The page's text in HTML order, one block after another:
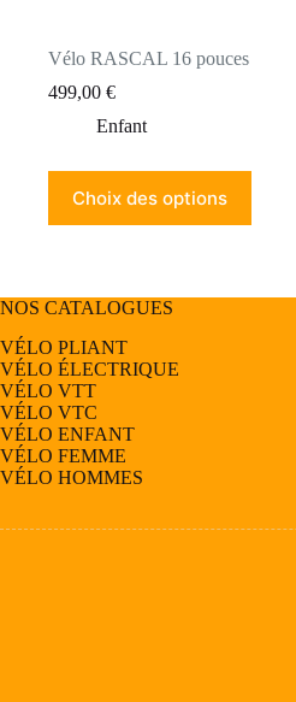
Vélo RASCAL 16 pouces
499,00 €
Enfant
Choix des options
produit
a
options
être
choisies
sur
la
page
du
produit
NOS CATALOGUES
VÉLO PLIANT
VÉLO ÉLECTRIQUE
VÉLO VTT
VÉLO VTC
VÉLO ENFANT
VÉLO FEMME
VÉLO HOMMES